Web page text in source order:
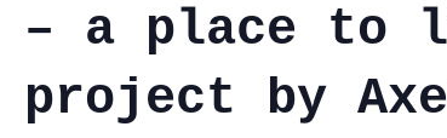
– a place to
project by